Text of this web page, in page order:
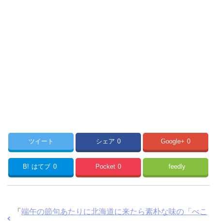
ツイート シェア 0 Google+ 0
B! はてブ 0 Pocket 0 feedly
「 端午の節句あたりに北海道に来たら素朴な味の「べこ